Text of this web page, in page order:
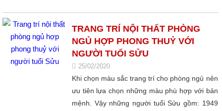
TRANG TRÍ NỘI THẤT PHÒNG
NGỦ HỢP PHONG THUỶ VỚI
NGƯỜI TUỔI SỬU
25/02/2020
Khi chọn màu sắc trang trí cho phòng ngủ nên
ưu tiên lựa chọn những màu phù hợp với bản
mệnh. Vậy những người tuổi Sửu gồm: 1949